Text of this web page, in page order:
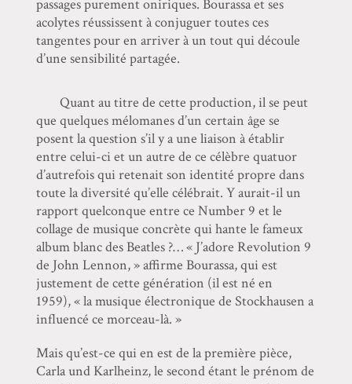
passages purement oniriques. Bourassa et ses
acolytes réussissent à conjuguer toutes ces
tangentes pour en arriver à un tout qui découle
d’une sensibilité partagée.
Quant au titre de cette production, il se peut
que quelques mélomanes d’un certain âge se
posent la question s’il y a une liaison à établir
entre celui-ci et un autre de ce célèbre quatuor
d’autrefois qui retenait son identité propre dans
toute la diversité qu’elle célébrait. Y aurait-il un
rapport quelconque entre ce Number 9 et le
collage de musique concrète qui hante le fameux
album blanc des Beatles ?… « J’adore Revolution 9
de John Lennon, » affirme Bourassa, qui est
justement de cette génération (il est né en
1959), « la musique électronique de Stockhausen a
influencé ce morceau-là. »
Mais qu’est-ce qui en est de la première pièce,
Carla und Karlheinz, le second étant le prénom de